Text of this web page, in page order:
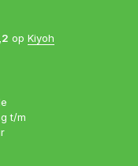
t/m
op Kiyoh